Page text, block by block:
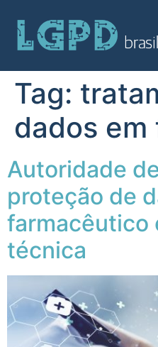
Tag:
dados em
Autoridade
proteção de
farmacêutico
técnica